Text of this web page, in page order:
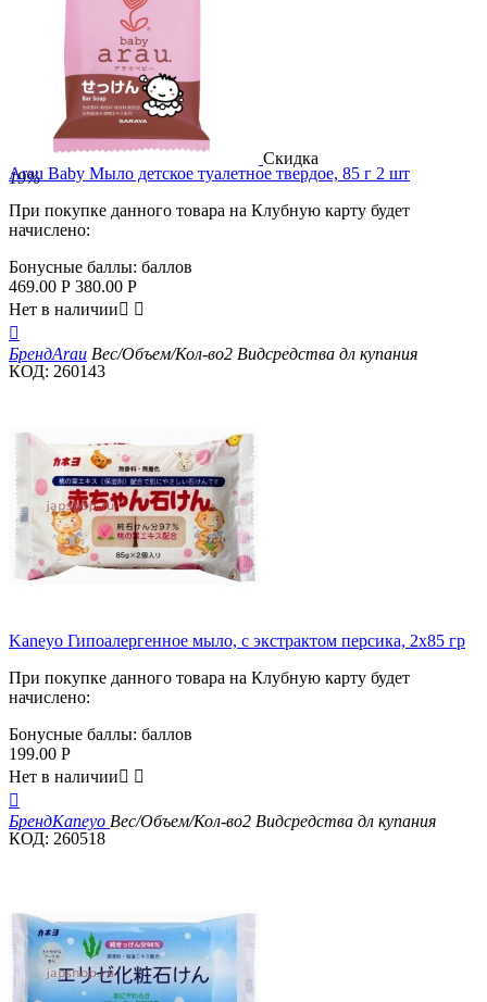
Скидка
19%
Arau Baby Мыло детское туалетное твердое, 85 г 2 шт
При покупке данного товара на Клубную карту будет
начислено:
Бонусные баллы: баллов
469.00 Р 380.00 Р
Нет в наличии 

БрендArau Вес/Объем/Кол-во2 Видсредства дл купания
КОД: 260143
Kaneyo Гипоалергенное мыло, с экстрактом персика, 2х85 гр
При покупке данного товара на Клубную карту будет
начислено:
Бонусные баллы: баллов
199.00 Р
Нет в наличии 

БрендKaneyo Вес/Объем/Кол-во2 Видсредства дл купания
КОД: 260518